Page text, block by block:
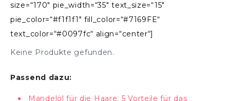
size=“170″ pie_width=“35″ text_size=“15″
pie_color=“#f1f1f1″ fill_color=“#7169FE“
text_color=“#0097fc“ align=“center“]
Keine Produkte gefunden.
Passend dazu:
Mandelöl für die Haare: 5 Vorteile für das